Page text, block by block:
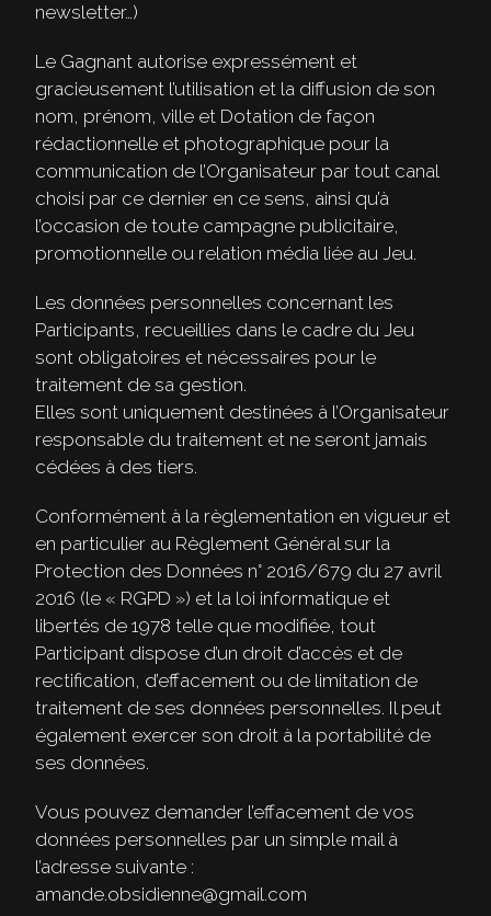
newsletter…)
Le Gagnant autorise expressément et
gracieusement l’utilisation et la diffusion de son
nom, prénom, ville et Dotation de façon
rédactionnelle et photographique pour la
communication de l’Organisateur par tout canal
choisi par ce dernier en ce sens, ainsi qu’à
l’occasion de toute campagne publicitaire,
promotionnelle ou relation média liée au Jeu.
Les données personnelles concernant les
Participants, recueillies dans le cadre du Jeu
sont obligatoires et nécessaires pour le
traitement de sa gestion.
Elles sont uniquement destinées à l’Organisateur
responsable du traitement et ne seront jamais
cédées à des tiers.
Conformément à la règlementation en vigueur et
en particulier au Règlement Général sur la
Protection des Données n° 2016/679 du 27 avril
2016 (le « RGPD ») et la loi informatique et
libertés de 1978 telle que modifiée, tout
Participant dispose d’un droit d’accès et de
rectification, d’effacement ou de limitation de
traitement de ses données personnelles. Il peut
également exercer son droit à la portabilité de
ses données.
Vous pouvez demander l’effacement de vos
données personnelles par un simple mail à
l’adresse suivante :
amande.obsidienne@gmail.com